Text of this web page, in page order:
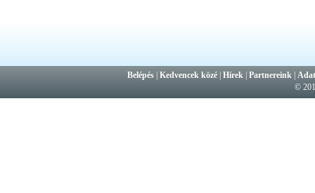
Belépés |Kedvencek közé |Hírek |Partnereink |
©